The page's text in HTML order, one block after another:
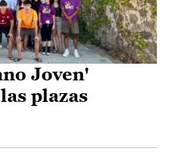
Joven'
plazas